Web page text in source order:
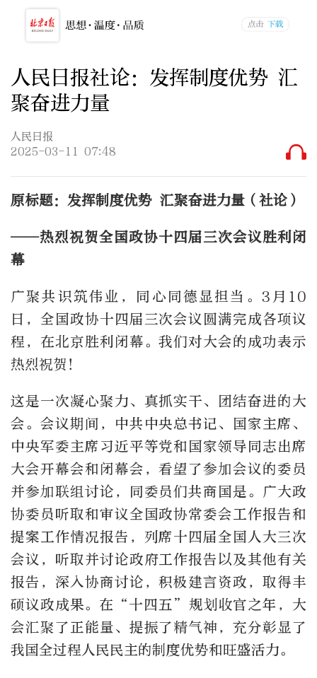
人民日报社论：发挥制度优势 汇
聚奋进力量
人民日报
2025-03-11 07:48
原标题：发挥制度优势 汇聚奋进力量（社论）
——热烈祝贺全国政协十四届三次会议胜利闭
幕
广聚共识筑伟业，同心同德显担当。3月10
日，全国政协十四届三次会议圆满完成各项议
程，在北京胜利闭幕。我们对大会的成功表示
热烈祝贺！
这是一次凝心聚力、真抓实干、团结奋进的大
会。会议期间，中共中央总书记、国家主席、
中央军委主席习近平等党和国家领导同志出席
大会开幕会和闭幕会，看望了参加会议的委员
并参加联组讨论，同委员们共商国是。广大政
协委员听取和审议全国政协常委会工作报告和
提案工作情况报告，列席十四届全国人大三次
会议，听取并讨论政府工作报告以及其他有关
报告，深入协商讨论，积极建言资政，取得丰
硕议政成果。在“十四五”规划收官之年，大
会汇聚了正能量、提振了精气神，充分彰显了
我国全过程人民民主的制度优势和旺盛活力。